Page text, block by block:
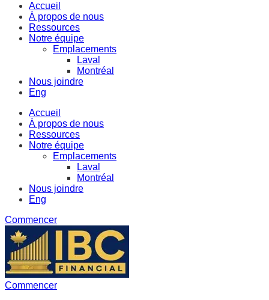
Accueil
À propos de nous
Ressources
Notre équipe
Emplacements
Laval
Montréal
Nous joindre
Eng
Accueil
À propos de nous
Ressources
Notre équipe
Emplacements
Laval
Montréal
Nous joindre
Eng
Commencer
Commencer